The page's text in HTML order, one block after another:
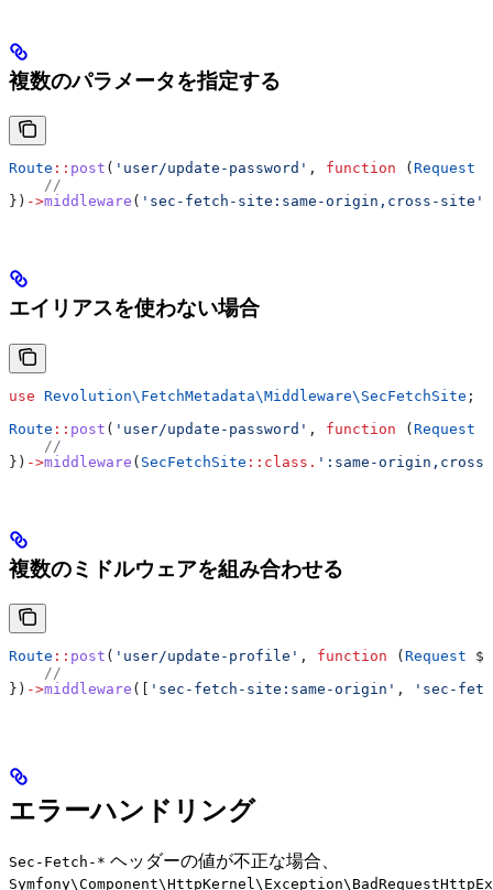
複数のパラメータを指定する
Route :: post ( 'user/update-password' , function ( Request
    //
}) ->middleware ( 'sec-fetch-site:same-origin,cross-site'
エイリアスを使わない場合
use Revolution\FetchMetadata\Middleware\ SecFetchSite ;
Route :: post ( 'user/update-password' , function ( Request
    //
}) ->middleware ( SecFetchSite :: class . ':same-
複数のミドルウェアを組み合わせる
Route :: post ( 'user/update-profile' , function ( Request
    //
}) ->middleware ([ 'sec-fetch-site:same-origin' , 'sec-
エラーハンドリング
Sec-Fetch-* ヘッダーの値が不正な場合、